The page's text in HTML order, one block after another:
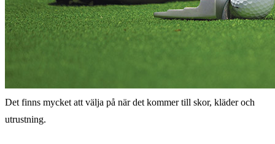
Det finns mycket att välja på när det kommer till skor, kläder och
utrustning.